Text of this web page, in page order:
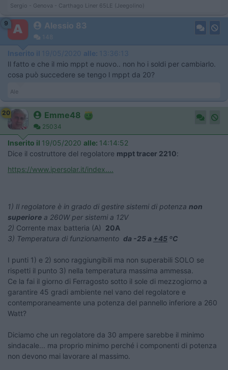
Sergio - Genova - Carthago Liner 65LE (Jeegolino)
9 Alessio 83
148
Inserito il 19/05/2020 alle: 13:36:13
Il fatto e che il mio mppt e nuovo.. non ho i soldi per cambiarlo.
cosa può succedere se tengo l mppt da 20?
Ale
20 Emme48
25034
Inserito il 19/05/2020 alle: 14:14:52
Dice il costruttore del regolatore mppt tracer 2210:
https://www.ipersolar.it/index....
1) Il regolatore è in grado di gestire sistemi di potenza non
superiore a 260W per sistemi a 12V
2) Corrente max batteria (A) 20A
3) Temperatura di funzionamento da -25 a +45 ºC
I punti 1) e 2) sono raggiungibili ma non superabili SOLO se
rispetti il punto 3) nella temperatura massima ammessa.
Ce la fai il giorno di Ferragosto sotto il sole di mezzogiorno a
garantire 45 gradi ambiente nel vano del regolatore e
contemporaneamente una potenza del pannello inferiore a 260
Watt?
Diciamo che un regolatore da 30 ampere sarebbe il minimo
sindacale... ma proprio minimo perché i componenti di potenza
non devono mai lavorare al massimo.